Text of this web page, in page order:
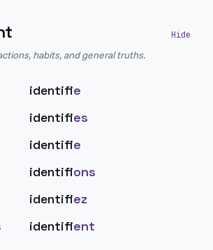
habits, and general truths.
identifie
identifies
identifie
identifions
identifiez
identifient